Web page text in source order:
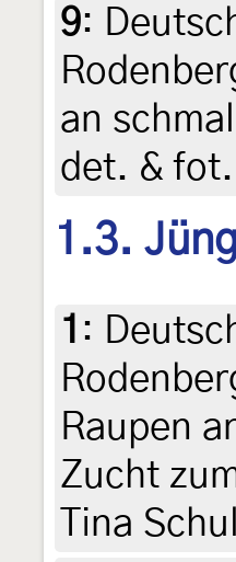
9:
an
det. &
1.3.
1 :
Raupen
Zucht
Tina